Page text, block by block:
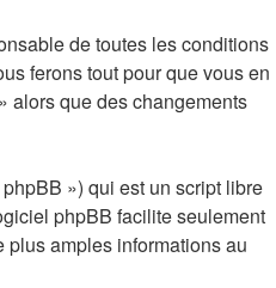
de toutes les conditions
ferons tout pour que vous en
alors que des changements
») qui est un script libre
phpBB facilite seulement
plus amples informations au